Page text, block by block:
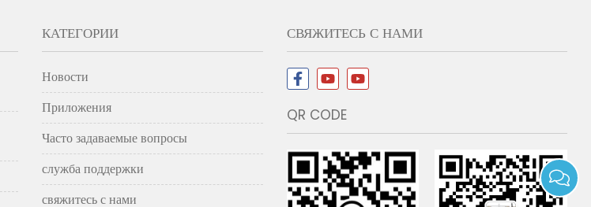
КАТЕГОРИИ
Новости
Приложения
Часто задаваемые вопросы
служба поддержки
свяжитесь с нами
СВЯЖИТЕСЬ С НАМИ
QR CODE